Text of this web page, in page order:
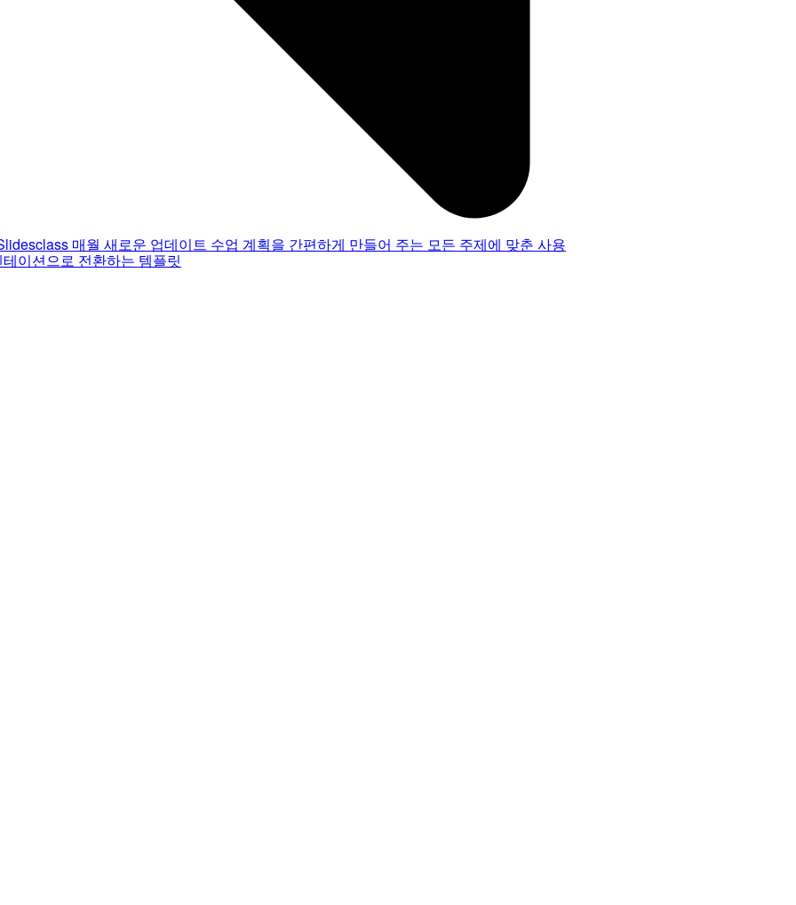
매월 새로운 업데이트 수업 계획을 간편하게 만들어 주는 모든 주제에 맞춘 사용
이션으로 전환하는 템플릿